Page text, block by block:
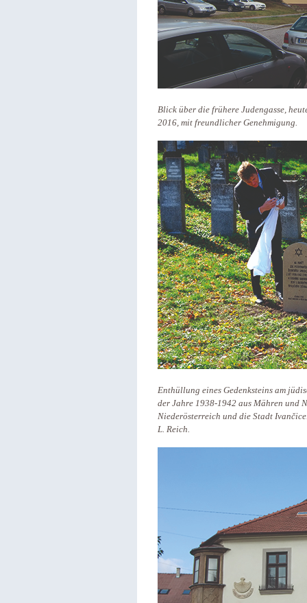
Blick über die frühere Judengasse,
2016, mit freundlicher Genehmigung.
Enthüllung eines Gedenksteins am
der Jahre 1938-1942 aus Mähren und
Niederösterreich und die Stadt
L. Reich.